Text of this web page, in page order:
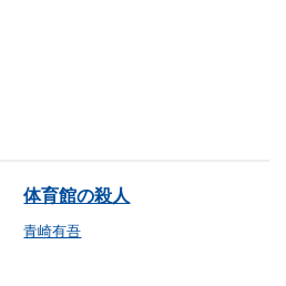
体育館の殺人
青崎有吾